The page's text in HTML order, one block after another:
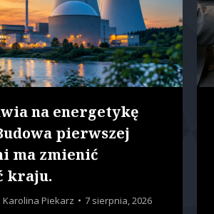
na energetykę
pierwszej
ma zmienić
kraju.
Karolina Piekarz 7 sierpnia, 2026